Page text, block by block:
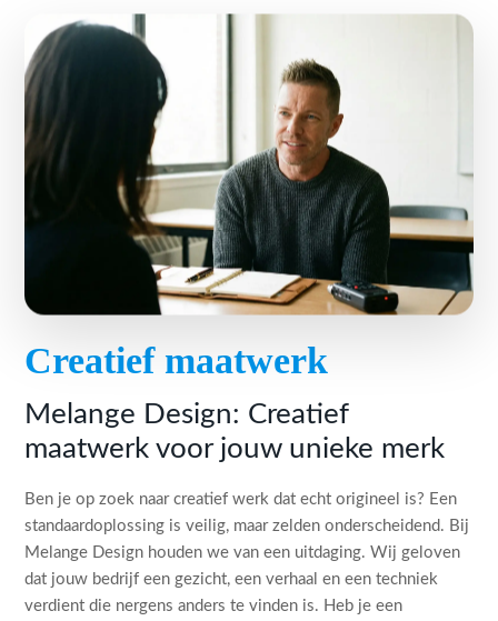
Creatief maatwerk
Melange Design: Creatief
maatwerk voor jouw unieke merk
Ben je op zoek naar creatief werk dat echt origineel is? Een
standaardoplossing is veilig, maar zelden onderscheidend. Bij
Melange Design houden we van een uitdaging. Wij geloven
dat jouw bedrijf een gezicht, een verhaal en een techniek
verdient die nergens anders te vinden is. Heb je een